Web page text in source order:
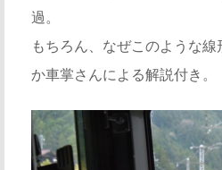
過。
もちろん、なぜこのような
か車掌さんによる解説付き。